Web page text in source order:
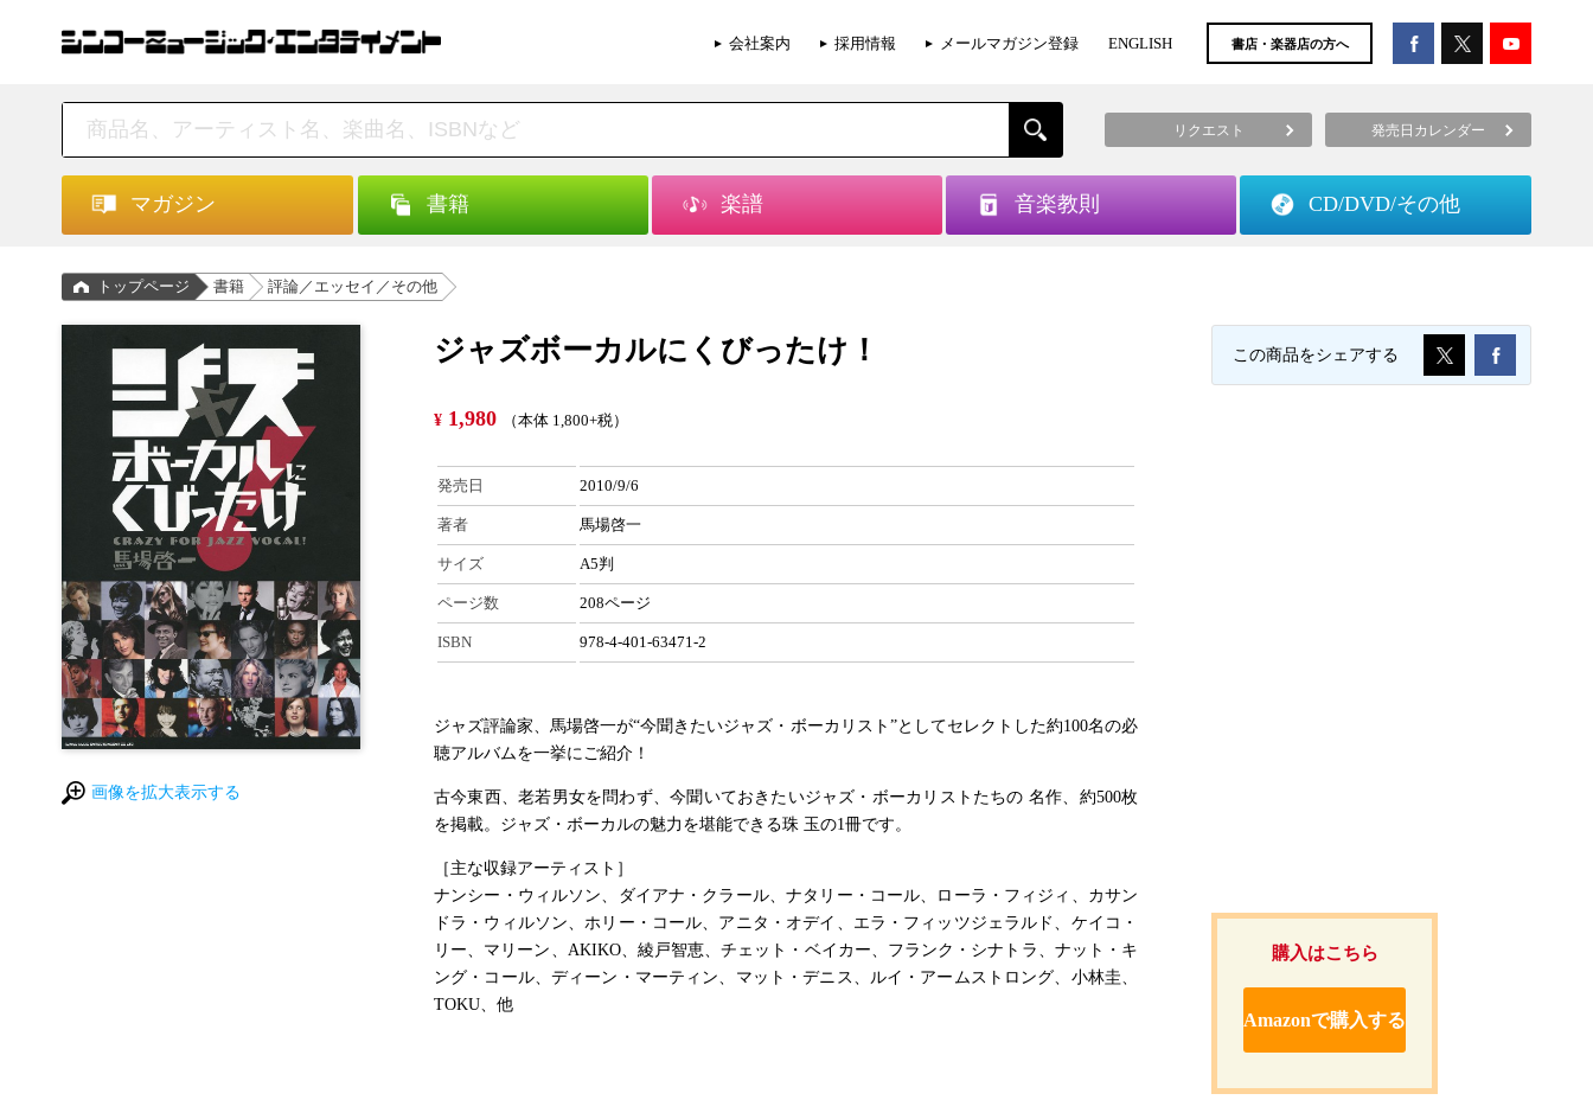
会社案内 採用情報 メールマガジン登録 ENGLISH 書店・楽器店の方へ
リクエスト 発売日カレンダー
マガジン 書籍 楽譜 音楽教則 CD/DVD/その他
トップページ 書籍 評論／エッセイ／その他
画像を拡大表示する
ジャズボーカルにくびったけ！
¥ 1,980 （本体 1,800+税）
発売日 2010/9/6
著者 馬場啓一
サイズ A5判
ページ数 208ページ
ISBN 978-4-401-63471-2
ジャズ評論家、馬場啓一が“今聞きたいジャズ・ボーカリスト”としてセレクトした約100名の必
聴アルバムを一挙にご紹介！
古今東西、老若男女を問わず、今聞いておきたいジャズ・ボーカリストたちの 名作、約500枚
を掲載。ジャズ・ボーカルの魅力を堪能できる珠 玉の1冊です。
［主な収録アーティスト］
ナンシー・ウィルソン、ダイアナ・クラール、ナタリー・コール、ローラ・フィジィ、カサン
ドラ・ウィルソン、ホリー・コール、アニタ・オデイ、エラ・フィッツジェラルド、ケイコ・
リー、マリーン、AKIKO、綾戸智恵、チェット・ベイカー、フランク・シナトラ、ナット・キ
ング・コール、ディーン・マーティン、マット・デニス、ルイ・アームストロング、小林圭、
TOKU、他
購入はこちら
Amazonで購入する
この商品をシェアする